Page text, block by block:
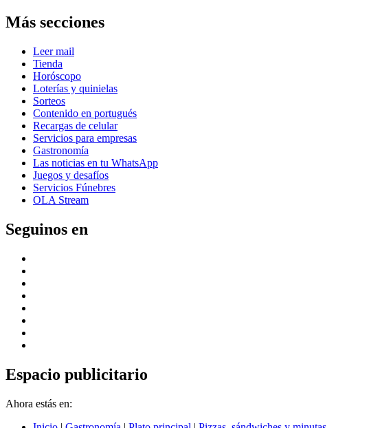
Más secciones
Leer mail
Tienda
Horóscopo
Loterías y quinielas
Sorteos
Contenido en portugués
Recargas de celular
Servicios para empresas
Gastronomía
Las noticias en tu WhatsApp
Juegos y desafíos
Servicios Fúnebres
OLA Stream
Seguinos en
Espacio publicitario
Ahora estás en: